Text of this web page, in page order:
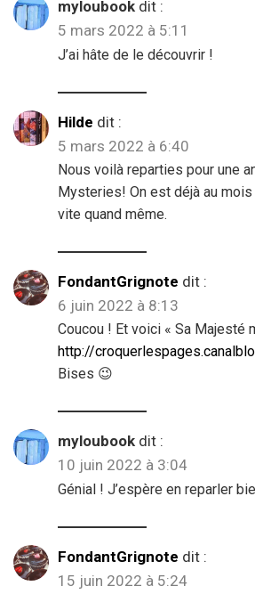
myloubook dit :
5 mars 2022 à 5:11
J’ai hâte de le découvrir !
Hilde dit :
5 mars 2022 à 6:40
Nous voilà reparties pour une
Mysteries! On est déjà au
vite quand même.
FondantGrignote dit :
6 juin 2022 à 8:13
Coucou ! Et voici « Sa Majesté
http://
Bises 😉
myloubook dit :
10 juin 2022 à 3:04
Génial ! J’espère en reparler
FondantGrignote dit :
15 juin 2022 à 5:24